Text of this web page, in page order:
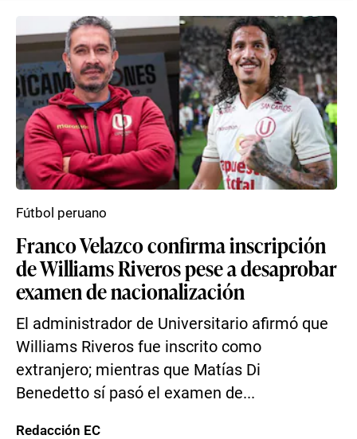
Franco Velazco confirma inscripción
de Williams Riveros pese a desaprobar
examen de nacionalización
El administrador de Universitario afirmó que
Williams Riveros fue inscrito como
extranjero; mientras que Matías Di
Benedetto sí pasó el examen de...
Fútbol peruano
Redacción EC